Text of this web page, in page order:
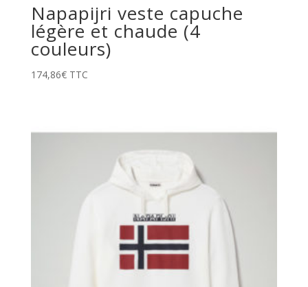
Napapijri veste capuche
légère et chaude (4
couleurs)
174,86€ TTC